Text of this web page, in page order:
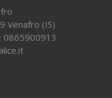
Venafro (IS)
0865900913